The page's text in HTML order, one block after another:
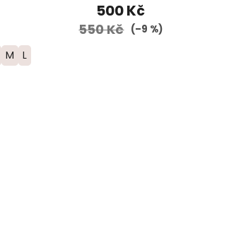
500 Kč
550 Kč (–9 %)
M L